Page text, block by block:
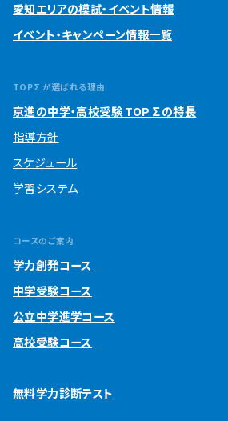
愛知エリアの模試・イベント情報
イベント・キャンペーン情報一覧
TOP∑が選ばれる理由
京進の中学・高校受験 TOP∑の特長
指導方針
スケジュール
学習システム
コースのご案内
学力創発コース
中学受験コース
公立中学進学コース
高校受験コース
無料学力診断テスト